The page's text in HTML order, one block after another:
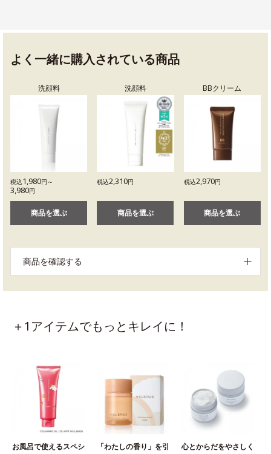
よく一緒に購入されている商品
洗顔料
税込1,980円～
3,980円
商品を選ぶ
洗顔料
税込2,310円
商品を選ぶ
BBクリーム
税込2,970円
商品を選ぶ
商品を確認する
＋1アイテムでもっとキレイに！
お風呂で使えるスペシ
「わたしの香り」を引
心とからだをやさしく